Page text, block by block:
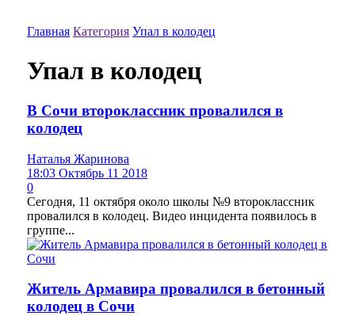
Главная Категория Упал в колодец
Упал в колодец
В Сочи второклассник провалился в
колодец
Наталья Жаринова
18:03 Октябрь 11 2018
0
Сегодня, 11 октября около школы №9 второклассник
провалился в колодец. Видео инцидента появилось в
группе...
Житель Армавира провалился в бетонный
колодец в Сочи